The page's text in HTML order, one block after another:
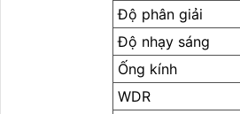
Độ phân giải
Độ nhạy sáng
Ống kính
WDR